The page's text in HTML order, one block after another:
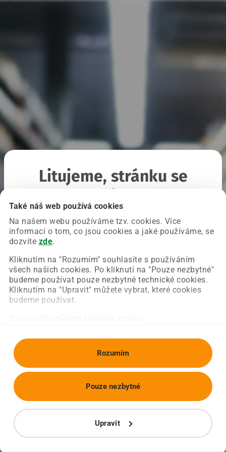
Také náš web používá cookies
Na našem webu používáme tzv. cookies. Více
informací o tom, co jsou cookies a jaké používáme, se
dozvíte zde.
Kliknutím na "Rozumím" souhlasíte s používáním
všech našich cookies. Po kliknutí na "Pouze nezbytné"
budeme používat pouze nezbytné technické cookies.
Kliknutím na "Upravit" můžete vybrat, které cookies
budeme používat.
Rozumím
Upravit
Pouze nezbytné
Litujeme, stránku se
Chyba nastala na naší straně a už ji opravujeme.
Zkuste prosím znovu načíst požadovanou stránku.
Obnovit stránku Úvodní strana